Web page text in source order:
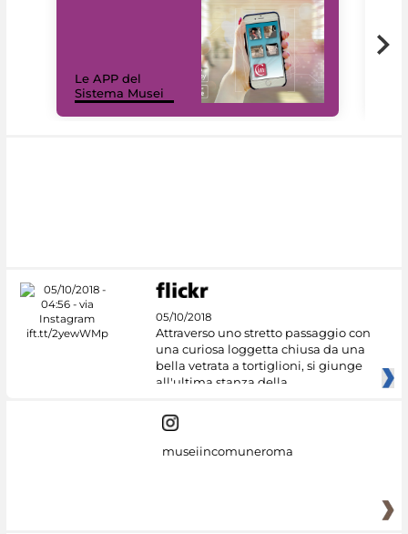
Le APP del
Sistema Musei
05/10/2018
Attraverso uno stretto passaggio con
una curiosa loggetta chiusa da una
bella vetrata a tortiglioni, si giunge
all'ultima stanza della
museiincomuneroma